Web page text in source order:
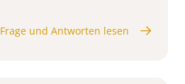
Frage und Antworten lesen